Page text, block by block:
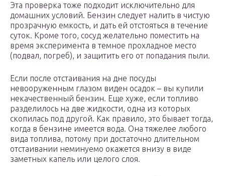
Эта проверка тоже подходит исключительно для
домашних условий. Бензин следует налить в чистую
прозрачную емкость, и дать ей отстояться в течение
суток. Кроме того, сосуд желательно поместить на
время эксперимента в темное прохладное место
(подвал, погреб), и защитить его от попадания пыли.
Если после отстаивания на дне посуды
невооруженным глазом виден осадок – вы купили
некачественный бензин. Еще хуже, если топливо
разделилось на две жидкости, одна из которых
скопилась под другой. Как правило, это бывает тогда,
когда в бензине имеется вода. Она тяжелее любого
вида топлива, потому при достаточно длительном
отстаивании неминуемо окажется внизу в виде
заметных капель или целого слоя.